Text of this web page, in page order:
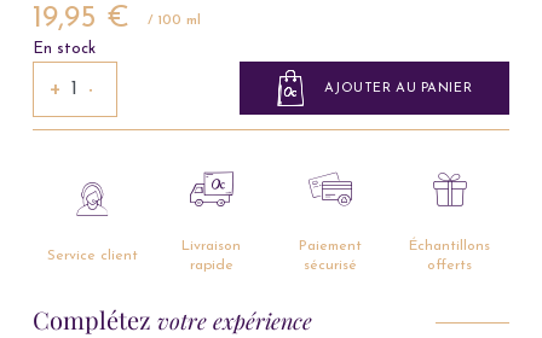
19,95 € / 100 ml
En stock
AJOUTER AU PANIER
+ −
Service client
Livraison
rapide
Paiement
sécurisé
Échantillons
offerts
Complétez votre expérience